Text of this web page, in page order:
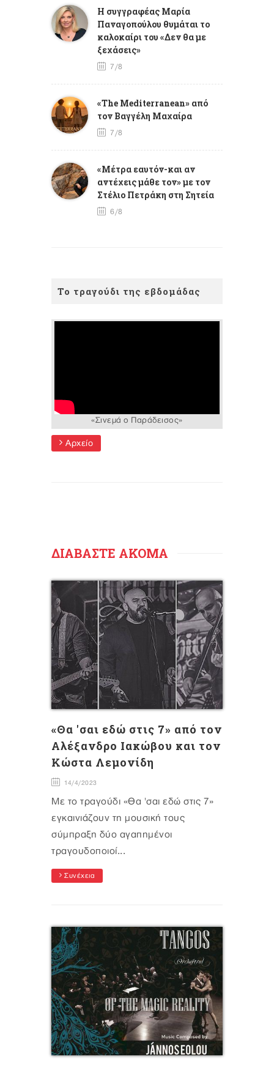
Η συγγραφέας Μαρία
Παναγοπούλου θυμάται το
καλοκαίρι του «Δεν θα με
ξεχάσεις»
7/8
«The Mediterranean» από
τον Βαγγέλη Μαχαίρα
7/8
«Μέτρα εαυτόν-και αν
αντέχεις μάθε τον» με τον
Στέλιο Πετράκη στη Σητεία
6/8
Το τραγούδι της εβδομάδας
«Σινεμά ο Παράδεισος»
Αρχείο
ΔΙΑΒΑΣΤΕ ΑΚΟΜΑ
«Θα 'σαι εδώ στις 7» από τον
Αλέξανδρο Ιακώβου και τον
Κώστα Λεμονίδη
14/4/2023
Με το τραγούδι «Θα 'σαι εδώ στις 7»
εγκαινιάζουν τη μουσική τους
σύμπραξη δύο αγαπημένοι
τραγουδοποιοί...
Συνέχεια